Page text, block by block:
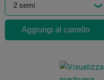
Aggiungi al carrello